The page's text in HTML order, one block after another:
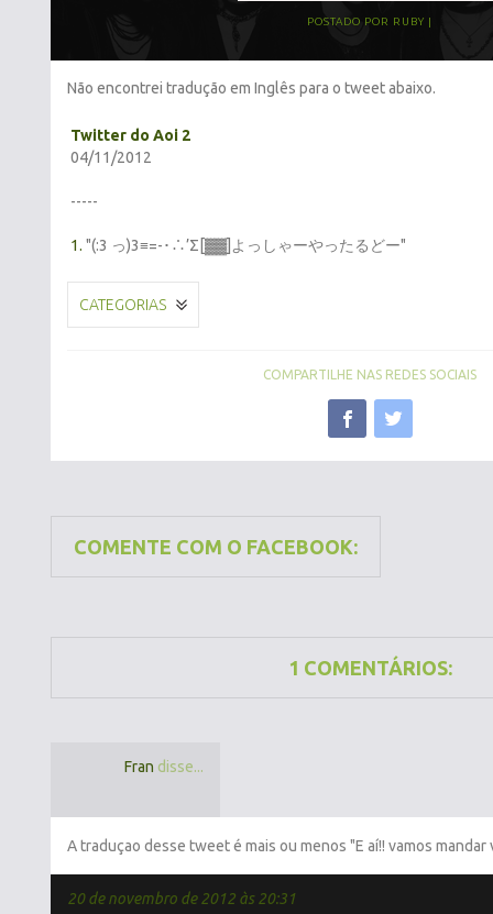
POSTADO POR RUBY
Não encontrei tradução em Inglês para o tweet abaixo.
Twitter do Aoi 2
04/11/2012
-----
1. "(:3 っ)3≡=-･∴’Σ[▓▓]よっしゃーやったるどー"
CATEGORIAS
COMPARTILHE NAS REDES SOCIAIS
COMENTE COM O FACEBOOK:
1 COMENTÁRIOS:
Fran disse...
A traduçao desse tweet é mais ou menos "E aí!! vamos mandar
20 de novembro de 2012 às 20:31